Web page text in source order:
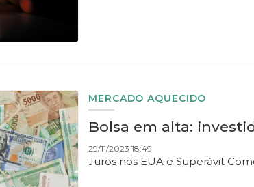
MERCADO AQUECIDO
Bolsa em alta:
29/11/2023 18:49
Juros nos EUA e Superávit